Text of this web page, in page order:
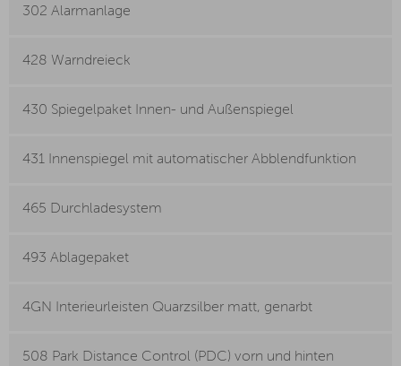
302 Alarmanlage
428 Warndreieck
430 Spiegelpaket Innen- und Außenspiegel
431 Innenspiegel mit automatischer Abblendfunktion
465 Durchladesystem
493 Ablagepaket
4GN Interieurleisten Quarzsilber matt, genarbt
508 Park Distance Control (PDC) vorn und hinten